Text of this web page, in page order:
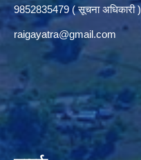
9852835479 ( सूचना अधिकारी )
raigayatra@gmail.com